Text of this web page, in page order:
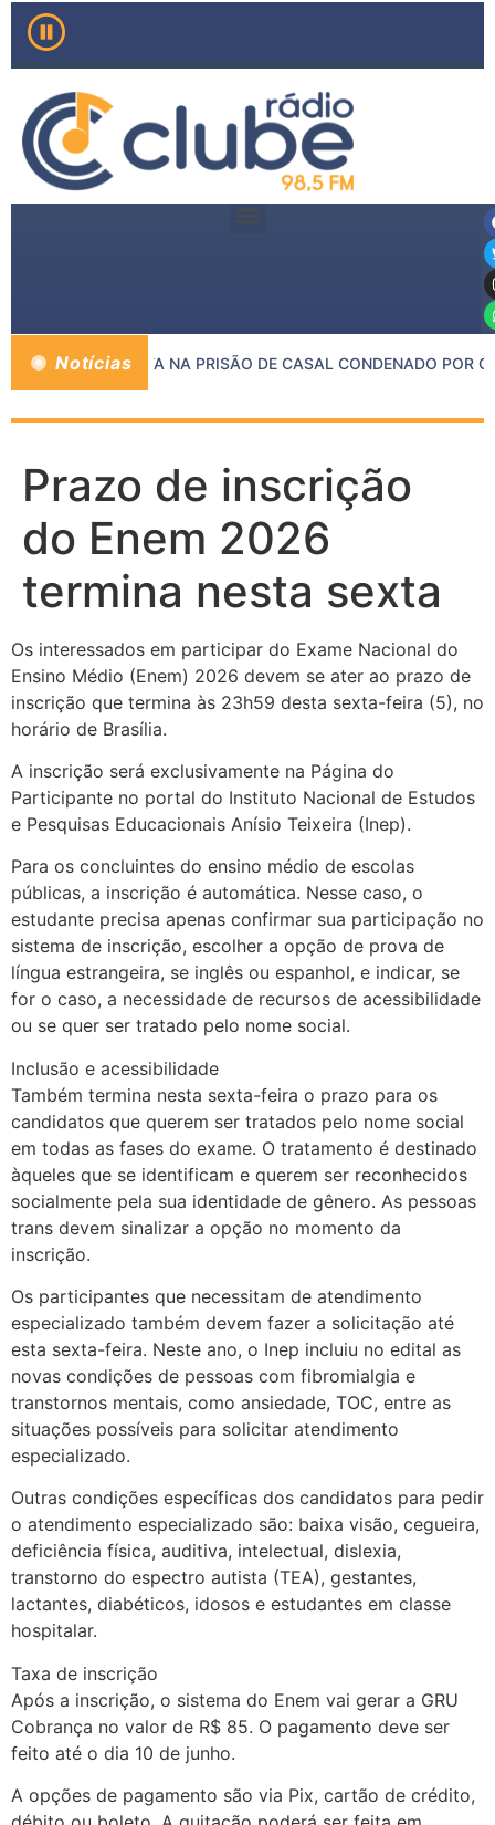
Notícias
E PMMG RESULTA NA PRISÃO DE CASAL CONDENADO POR
Prazo de inscrição
do Enem 2026
termina nesta sexta
Os interessados em participar do Exame Nacional do
Ensino Médio (Enem) 2026 devem se ater ao prazo de
inscrição que termina às 23h59 desta sexta-feira (5), no
horário de Brasília.
A inscrição será exclusivamente na Página do
Participante no portal do Instituto Nacional de Estudos
e Pesquisas Educacionais Anísio Teixeira (Inep).
Para os concluintes do ensino médio de escolas
públicas, a inscrição é automática. Nesse caso, o
estudante precisa apenas confirmar sua participação no
sistema de inscrição, escolher a opção de prova de
língua estrangeira, se inglês ou espanhol, e indicar, se
for o caso, a necessidade de recursos de acessibilidade
ou se quer ser tratado pelo nome social.
Inclusão e acessibilidade
Também termina nesta sexta-feira o prazo para os
candidatos que querem ser tratados pelo nome social
em todas as fases do exame. O tratamento é destinado
àqueles que se identificam e querem ser reconhecidos
socialmente pela sua identidade de gênero. As pessoas
trans devem sinalizar a opção no momento da
inscrição.
Os participantes que necessitam de atendimento
especializado também devem fazer a solicitação até
esta sexta-feira. Neste ano, o Inep incluiu no edital as
novas condições de pessoas com fibromialgia e
transtornos mentais, como ansiedade, TOC, entre as
situações possíveis para solicitar atendimento
especializado.
Outras condições específicas dos candidatos para pedir
o atendimento especializado são: baixa visão, cegueira,
deficiência física, auditiva, intelectual, dislexia,
transtorno do espectro autista (TEA), gestantes,
lactantes, diabéticos, idosos e estudantes em classe
hospitalar.
Taxa de inscrição
Após a inscrição, o sistema do Enem vai gerar a GRU
Cobrança no valor de R$ 85. O pagamento deve ser
feito até o dia 10 de junho.
A opções de pagamento são via Pix, cartão de crédito,